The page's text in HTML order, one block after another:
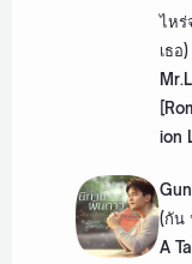
ไหร่
เธอ
ion
(กัน
A